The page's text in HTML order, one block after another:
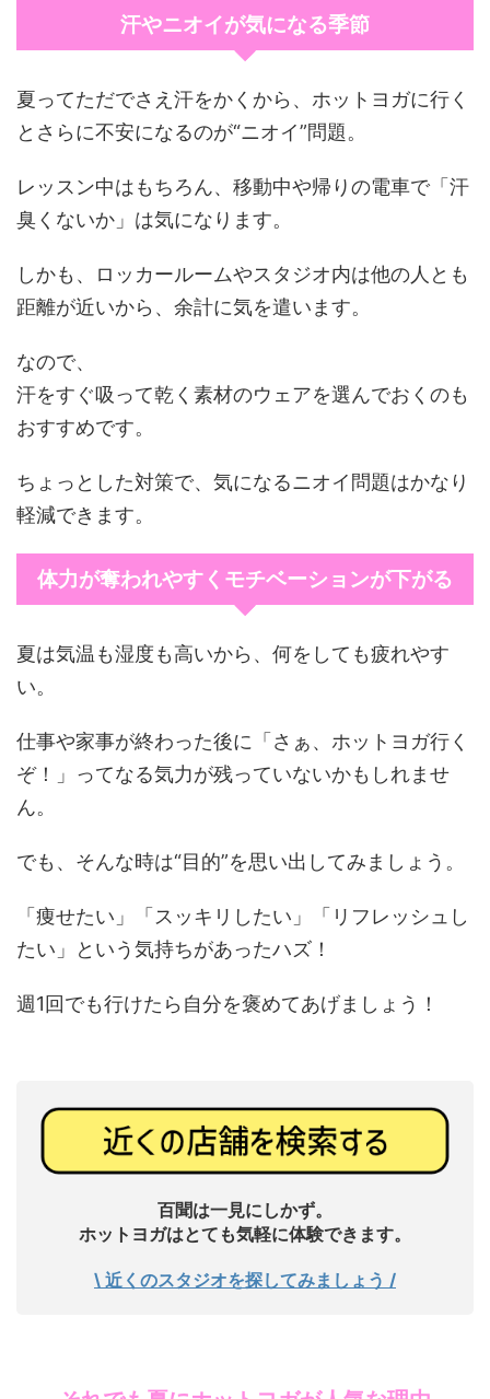
汗やニオイが気になる季節
夏ってただでさえ汗をかくから、ホットヨガに行く
とさらに不安になるのが“ニオイ”問題。
レッスン中はもちろん、移動中や帰りの電車で「汗
臭くないか」は気になります。
しかも、ロッカールームやスタジオ内は他の人とも
距離が近いから、余計に気を遣います。
なので、
汗をすぐ吸って乾く素材のウェアを選んでおくのも
おすすめです。
ちょっとした対策で、気になるニオイ問題はかなり
軽減できます。
体力が奪われやすくモチベーションが下がる
夏は気温も湿度も高いから、何をしても疲れやす
い。
仕事や家事が終わった後に「さぁ、ホットヨガ行く
ぞ！」ってなる気力が残っていないかもしれませ
ん。
でも、そんな時は“目的”を思い出してみましょう。
「痩せたい」「スッキリしたい」「リフレッシュし
たい」という気持ちがあったハズ！
週1回でも行けたら自分を褒めてあげましょう！
百聞は一見にしかず。
ホットヨガはとても気軽に体験できます。
\ 近くのスタジオを探してみましょう /